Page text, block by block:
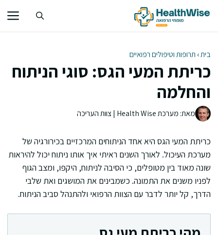
לתוכן
בית› תרופות וטיפולים רפואיים
כריתת המעי הגס: סוגי הניתוח
והחלמה
מאת: מערכת Health Wise | צוות העריכה
כריתת המעי הגס היא אחד הניתוחים המרכזיים בכירורגיה של
מערכת העיכול. לאורך השנים ראיתי איך אותו ניתוח יכול להיראות
שונה מאוד בין מטופלים, כי הסיבה לניתוח, היקפו, ומצב הגוף
לפניו משנים את התמונה. כשמבינים את המושגים ואת שלבי
הדרך, קל יותר לדבר עם הצוות הרפואי ולהתנהל סביב הניתוח.